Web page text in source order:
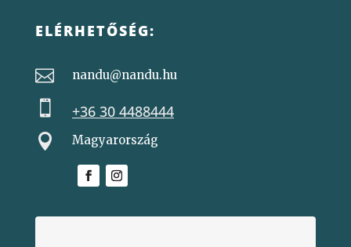
ELÉRHETŐSÉG:
 nandu@nandu.hu
 +36 30 4488444
 Magyarország